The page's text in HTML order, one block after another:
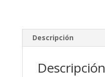
Descripción
Descripción